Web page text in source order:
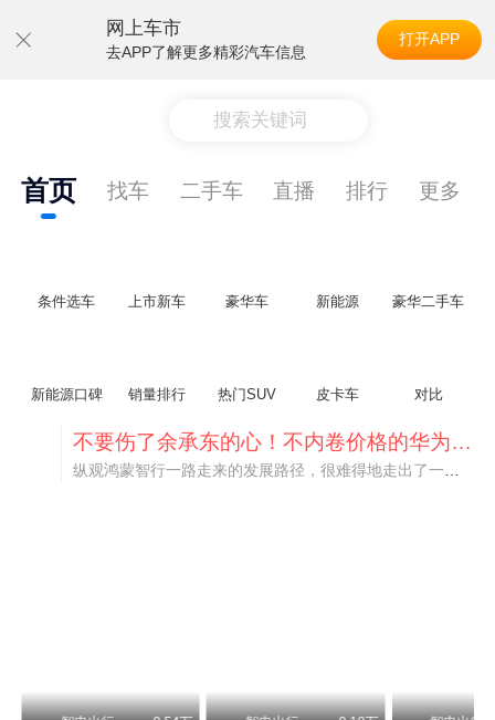
网上车市
去APP了解更多精彩汽车信息
打开APP
搜索关键词
首页 找车 二手车 直播 排行 更多
条件选车 上市新车 豪华车 新能源 豪华二手车
新能源口碑 销量排行 热门SUV 皮卡车 对比
不要伤了余承东的心！不内卷价格的华为，弥足珍贵！